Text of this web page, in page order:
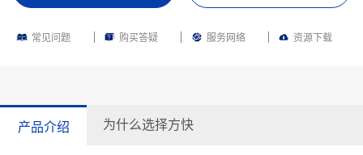
常见问题 购买答疑 服务网络 资源下载
产品介绍 为什么选择方快